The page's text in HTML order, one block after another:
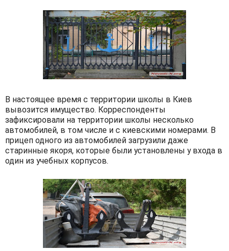
В настоящее время с территории школы в Киев
вывозится имущество. Корреспонденты
зафиксировали на территории школы несколько
автомобилей, в том числе и с киевскими номерами. В
прицеп одного из автомобилей загрузили даже
старинные якоря, которые были установлены у входа в
один из учебных корпусов.